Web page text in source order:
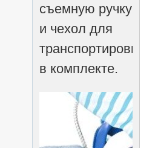
съемную ручку
и чехол для
транспортировки
в комплекте.